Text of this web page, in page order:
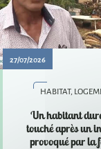
27/07/2026
HABITAT,
Un habitant
touché après un
provoqué par la